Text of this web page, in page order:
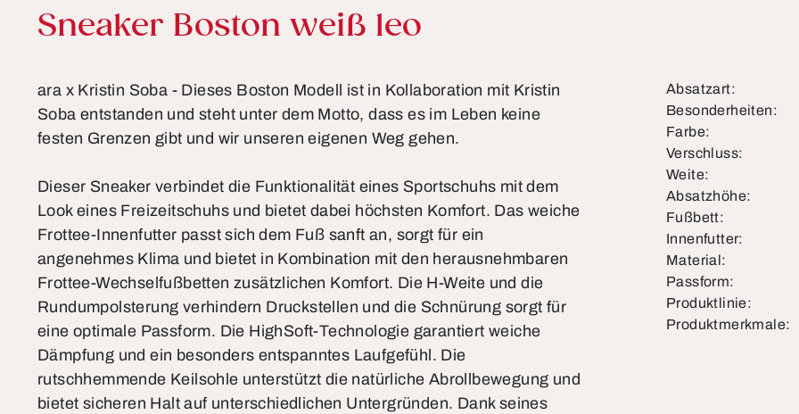
Produktinformationen
Sneaker Boston weiß leo
ara x Kristin Soba - Dieses Boston Modell ist in Kollaboration mit Kristin
Soba entstanden und steht unter dem Motto, dass es im Leben keine
festen Grenzen gibt und wir unseren eigenen Weg gehen.
Dieser Sneaker verbindet die Funktionalität eines Sportschuhs mit dem
Look eines Freizeitschuhs und bietet dabei höchsten Komfort. Das weiche
Frottee-Innenfutter passt sich dem Fuß sanft an, sorgt für ein
angenehmes Klima und bietet in Kombination mit den herausnehmbaren
Frottee-Wechselfußbetten zusätzlichen Komfort. Die H-Weite und die
Rundumpolsterung verhindern Druckstellen und die Schnürung sorgt für
eine optimale Passform. Die HighSoft-Technologie garantiert weiche
Dämpfung und ein besonders entspanntes Laufgefühl. Die
rutschhemmende Keilsohle unterstützt die natürliche Abrollbewegung und
bietet sicheren Halt auf unterschiedlichen Untergründen. Dank seines
Absatzart:
Besonderheiten:
Farbe:
Verschluss:
Weite:
Absatzhöhe:
Fußbett:
Innenfutter:
Material:
Passform:
Produktlinie:
Produktmerkmale: